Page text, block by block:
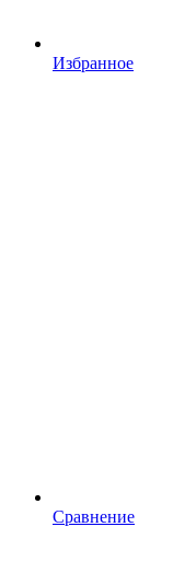
Избранное
Сравнение